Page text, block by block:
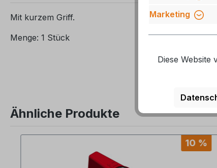
Mit kurzem Griff.
Menge: 1 Stück
Ähnliche Produkte
10 %
Marketing
Diese Website